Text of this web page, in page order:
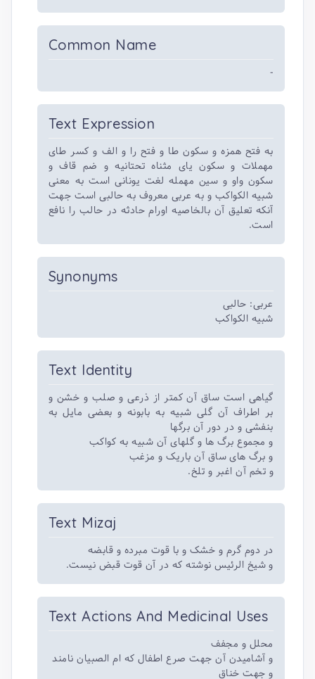
Common Name
-
Text Expression
به فتح همزه و سکون طا و فتح را و الف و کسر طای
مهملات و سکون یای مثناه تحتانیه و ضم قاف و
سکون واو و سین مهمله لغت یونانی است به معنی
شبیه الکواکب و به عربی معروف به حالبی است جهت
آنکه تعلیق آن بالخاصیه اورام حادثه در حالب را نافع
است.
Synonyms
عربی: حالبی
شبیه الکواکب
Text Identity
گیاهی است ساق آن کمتر از ذرعی و صلب و خشن و
بر اطراف آن گلی شبیه به بابونه و بعضی مایل به
بنفشی و در دور آن برگها
و مجموع برگ ها و گلهای آن شبیه به کواکب
و برگ های ساق آن باریک و مزغب
و تخم آن اغبر و تلخ.
Text Mizaj
در دوم گرم و خشک و با قوت مبرده و قابضه
و شیخ الرئیس نوشته که در آن قوت قبض نیست.
Text Actions And Medicinal Uses
محلل و مجفف
و آشامیدن آن جهت صرع اطفال که ام الصبیان نامند
و جهت خناق